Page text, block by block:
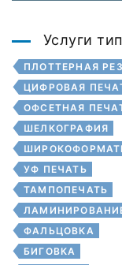
Услуги
ПЛОТТЕРНАЯ
ЦИФРОВАЯ
ОФСЕТНАЯ
ШЕЛКОГРАФИЯ
УФ ПЕЧАТЬ
ТАМПОПЕЧАТЬ
ФАЛЬЦОВКА
БИГОВКА